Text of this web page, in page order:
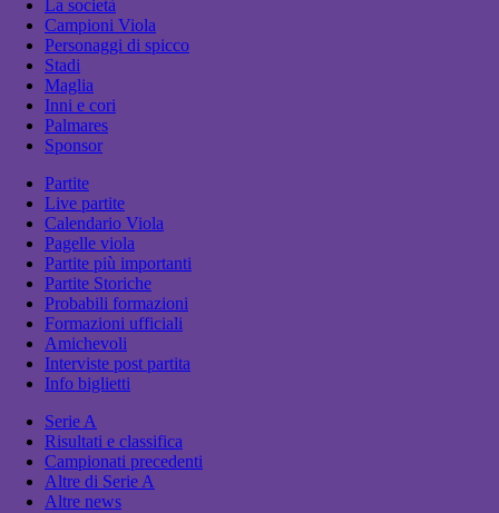
La società
Campioni Viola
Personaggi di spicco
Stadi
Maglia
Inni e cori
Palmares
Sponsor
Partite
Live partite
Calendario Viola
Pagelle viola
Partite più importanti
Partite Storiche
Probabili formazioni
Formazioni ufficiali
Amichevoli
Interviste post partita
Info biglietti
Serie A
Risultati e classifica
Campionati precedenti
Altre di Serie A
Altre news